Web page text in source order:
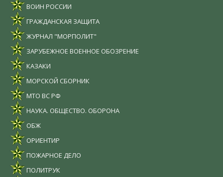
ВОИН РОССИИ
ГРАЖДАНСКАЯ ЗАЩИТА
ЖУРНАЛ "МОРПОЛИТ"
ЗАРУБЕЖНОЕ ВОЕННОЕ ОБОЗРЕНИЕ
КАЗАКИ
МОРСКОЙ СБОРНИК
МТО ВС РФ
НАУКА. ОБЩЕСТВО. ОБОРОНА
ОБЖ
ОРИЕНТИР
ПОЖАРНОЕ ДЕЛО
ПОЛИТРУК